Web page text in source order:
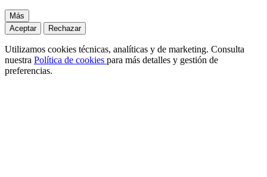
Más
Aceptar
Rechazar
Utilizamos cookies técnicas, analíticas y de marketing. Consulta
nuestra Política de cookies para más detalles y gestión de
preferencias.